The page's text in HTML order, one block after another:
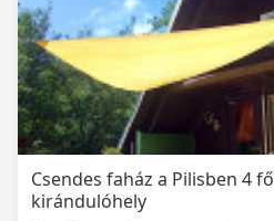
Csendes faház a Pilisben 4
kirándulóhely